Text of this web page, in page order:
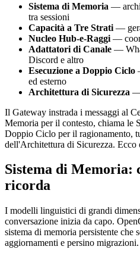
Sistema di Memoria —
tra sessioni
Capacità a Tre Strati —
Nucleo Hub-e-Raggi —
Adattatori di Canale —
Discord e altro
Esecuzione a Doppio Ciclo
ed esterno
Architettura di Sicurezza —
Il Gateway instrada i messaggi al
Memoria per il contesto, chiama le
Doppio Ciclo per il ragionamento,
dell'Architettura di Sicurezza. Ecco
Sistema di Memoria:
ricorda
I modelli linguistici di grandi
conversazione inizia da capo.
sistema di memoria persistente che
aggiornamenti e persino migrazioni.